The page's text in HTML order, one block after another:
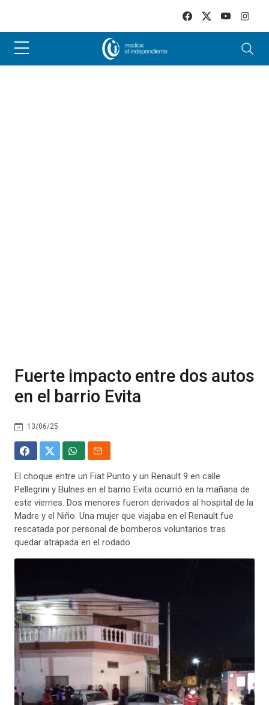
Fuerte impacto entre dos autos
en el barrio Evita
13/06/25
El choque entre un Fiat Punto y un Renault 9 en calle
Pellegrini y Bulnes en el barrio Evita ocurrió en la mañana de
este viernes. Dos menores fueron derivados al hospital de la
Madre y el Niño. Una mujer que viajaba en el Renault fue
rescatada por personal de bomberos voluntarios tras
quedar atrapada en el rodado.